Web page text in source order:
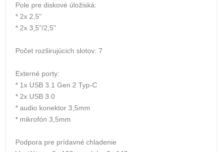
Pole pre diskové úložiská:
* 2x 2,5"
* 2x 3,5"/2,5"
Počet rozširujúcich slotov: 7
Externé porty:
* 1x USB 3.1 Gen 2 Typ-C
* 2x USB 3.0
* audio konektor 3,5mm
* mikrofón 3,5mm
Podpora pre prídavné chladenie